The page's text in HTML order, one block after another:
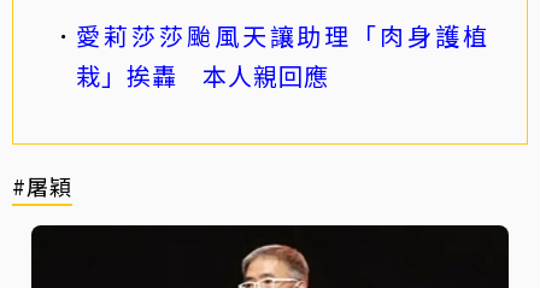
愛莉莎莎颱風天讓助理「肉身護植
栽」挨轟 本人親回應
#屠穎